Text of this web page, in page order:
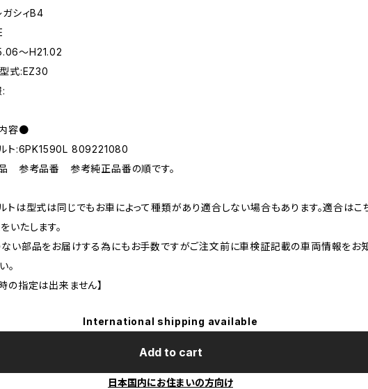
ガシィB4
～H21.02
式:EZ30
容●
ルト:6PK1590L 809221080
品 参考品番 参考純正品番の順です。
トは型式は同じでもお車によって種類があり適合しない場合もあります。適合はこ
いたします。
い部品をお届けする為にもお手数ですがご注文前に車検証記載の車両情報をお
。
の指定は出来ません】
International shipping available
Add to cart
日本国内にお住まいの方向け